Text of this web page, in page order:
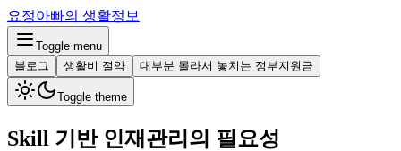
요정아빠의 생활정보
Toggle menu
블로그
생활비 절약 대부분 몰라서 놓치는 정부지원금
Toggle theme
Skill 기반 인재관리의 필요성